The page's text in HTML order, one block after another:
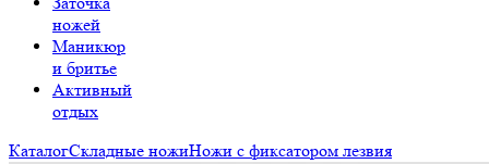
ножей
Маникюр
и бритье
Активный
отдых
КаталогСкладные ножиНожи с фиксатором лезвия